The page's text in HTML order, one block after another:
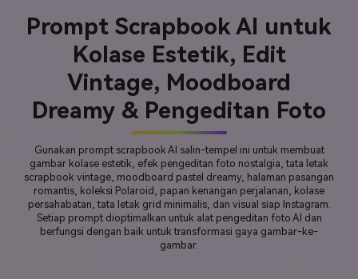
Prompt Scrapbook AI untuk
Kolase Estetik, Edit
Vintage, Moodboard
Dreamy & Pengeditan Foto
Gunakan prompt scrapbook AI salin-tempel ini untuk membuat
gambar kolase estetik, efek pengeditan foto nostalgia, tata letak
scrapbook vintage, moodboard pastel dreamy, halaman pasangan
romantis, koleksi Polaroid, papan kenangan perjalanan, kolase
persahabatan, tata letak grid minimalis, dan visual siap Instagram.
Setiap prompt dioptimalkan untuk alat pengeditan foto AI dan
berfungsi dengan baik untuk transformasi gaya gambar-ke-
gambar.